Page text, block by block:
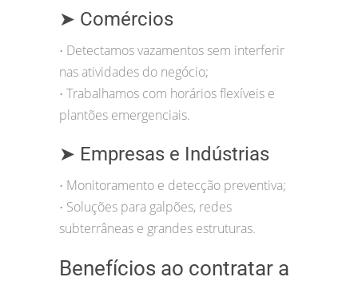
➤ Comércios
• Detectamos vazamentos sem interferir
nas atividades do negócio;
• Trabalhamos com horários flexíveis e
plantões emergenciais.
➤ Empresas e Indústrias
• Monitoramento e detecção preventiva;
• Soluções para galpões, redes
subterrâneas e grandes estruturas.
Benefícios ao contratar a